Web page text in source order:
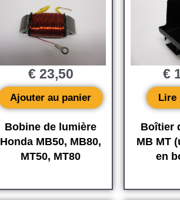
Bobine de lumière
Honda MB50, MB80,
MT50, MT80
€23,50
Ajouter au panier
Boîtier
MB MT
en
€
Lire